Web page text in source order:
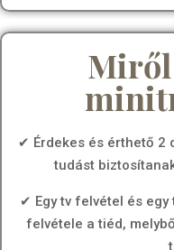
Miről
✔ Érdekes és érthető 2
tudást
✔ Egy tv felvétel és
felvétele a tiéd,